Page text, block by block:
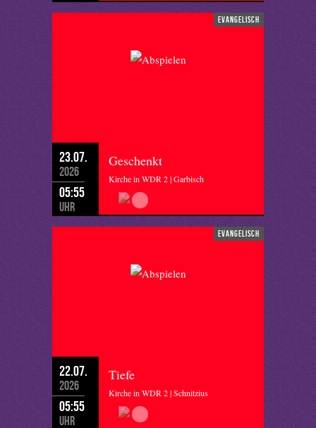
evangelisch
23.07.
2026
05:55
Uhr
Geschenkt
Kirche in WDR 2 | Garbisch
evangelisch
22.07.
2026
05:55
Uhr
Tiefe
Kirche in WDR 2 | Schnitzius